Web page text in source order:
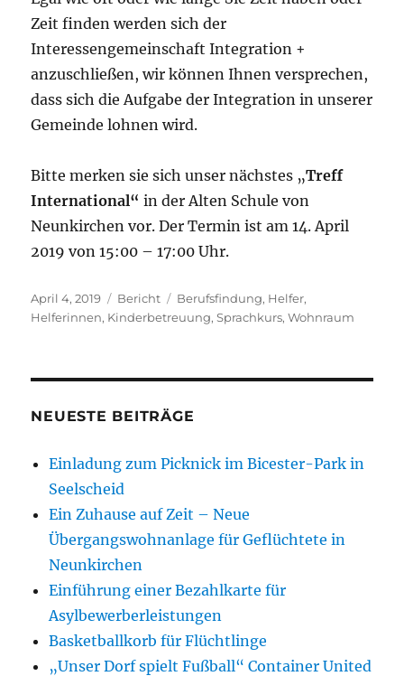
Zeit finden werden sich der
Interessengemeinschaft Integration +
anzuschließen, wir können Ihnen versprechen,
dass sich die Aufgabe der Integration in unserer
Gemeinde lohnen wird.
Bitte merken sie sich unser nächstes „Treff
International“ in der Alten Schule von
Neunkirchen vor. Der Termin ist am 14. April
2019 von 15:00 – 17:00 Uhr.
Veröffentlicht
am
April 4, 2019 Kategorien
Bericht Schlagwörter
Berufsfindung, Helfer,
Helferinnen, Kinderbetreuung,Sprachkurs,Wohnraum
NEUESTE BEITRÄGE
Einladung zum Picknick im Bicester-Park in
Seelscheid
Ein Zuhause auf Zeit – Neue
Übergangswohnanlage für Geflüchtete in
Neunkirchen
Einführung einer Bezahlkarte für
Asylbewerberleistungen
Basketballkorb für Flüchtlinge
„Unser Dorf spielt Fußball“ Container United